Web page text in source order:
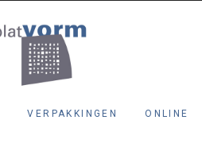
VERPAKKINGEN ONLINE